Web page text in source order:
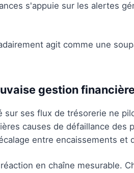
s'appuie sur les alertes
agit comme une
gestion financière
sur ses flux de trésorerie ne
causes de défaillance des
entre encaissements et
en chaîne mesurable.